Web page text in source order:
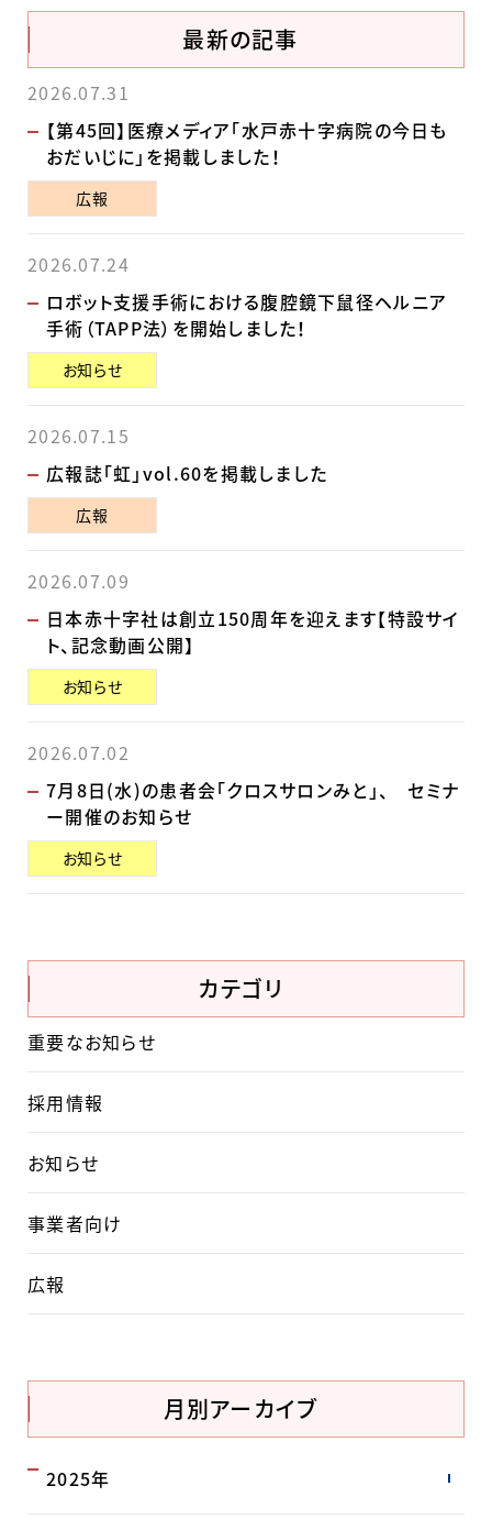
最新の記事
2026.07.31
【第45回】医療メディア「水戸赤十字病院の今日も
おだいじに」を掲載しました！
広報
2026.07.24
ロボット支援手術における腹腔鏡下鼠径ヘルニア
手術（TAPP法）を開始しました！
お知らせ
2026.07.15
広報誌「虹」vol.60を掲載しました
広報
2026.07.09
日本赤十字社は創立150周年を迎えます【特設サイ
ト、記念動画公開】
お知らせ
2026.07.02
7月8日(水)の患者会「クロスサロンみと」、 セミナ
ー開催のお知らせ
お知らせ
カテゴリ
重要なお知らせ
採用情報
お知らせ
事業者向け
広報
月別アーカイブ
2025年